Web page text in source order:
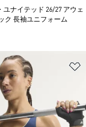
ユナイテッド 26/27 アウェ
ク 長袖ユニフォーム
追加